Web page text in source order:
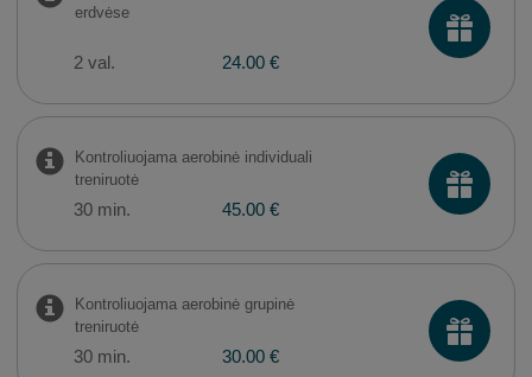
erdvėse
2 val. 24.00 €
Kontroliuojama aerobinė individuali
treniruotė
30 min. 45.00 €
Kontroliuojama aerobinė grupinė
treniruotė
30 min. 30.00 €